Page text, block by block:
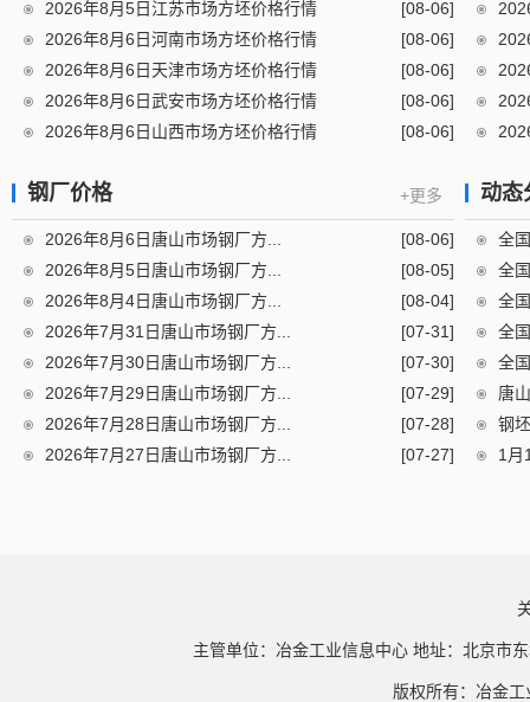
2026年8月5日江苏市场方坯价格行情
[08-06]
2026年8月6日河南市场方坯价格行情
[08-06]
2026年8月6日天津市场方坯价格行情
[08-06]
2026年8月6日武安市场方坯价格行情
[08-06]
2026年8月6日山西市场方坯价格行情
[08-06]
钢厂价格 +更多
2026年8月6日唐山市场钢厂方...
[08-06]
2026年8月5日唐山市场钢厂方...
[08-05]
2026年8月4日唐山市场钢厂方...
[08-04]
2026年7月31日唐山市场钢厂方...
[07-31]
2026年7月30日唐山市场钢厂方...
[07-30]
2026年7月29日唐山市场钢厂方...
[07-29]
2026年7月28日唐山市场钢厂方...
[07-28]
2026年7月27日唐山市场钢厂方...
[07-27]
动态
全
全
全
全
全
唐
钢
1月
主管单位：冶金工业信息中心 地址：北京市
版权所有：冶金